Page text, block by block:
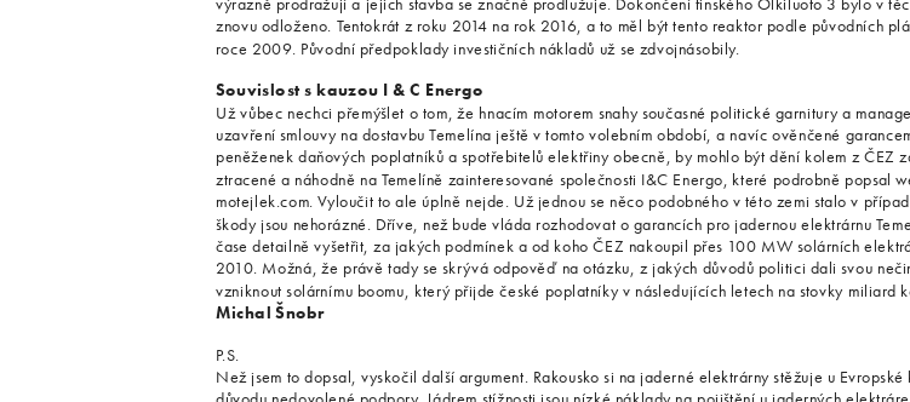
znovu odloženo. Tentokrát z roku 2014 na rok 2016, a to měl být tento reaktor podle původních
roce 2009. Původní předpoklady investičních nákladů už se zdvojnásobily.
Souvislost s kauzou I & C Energo
Už vůbec nechci přemýšlet o tom, že hnacím motorem snahy současné politické garnitury a
uzavření smlouvy na dostavbu Temelína ještě v tomto volebním období, a navíc ověnčené
peněženek daňových poplatníků a spotřebitelů elektřiny obecně, by mohlo být dění kolem z ČEZ
ztracené a náhodně na Temelíně zainteresované společnosti I&C Energo, které podrobně popsal
motejlek.com. Vyloučit to ale úplně nejde. Už jednou se něco podobného v této zemi stalo v
škody jsou nehorázné. Dříve, než bude vláda rozhodovat o garancích pro jadernou elektrárnu
čase detailně vyšetřit, za jakých podmínek a od koho ČEZ nakoupil přes 100 MW solárních
2010. Možná, že právě tady se skrývá odpověď na otázku, z jakých důvodů politici dali svou
vzniknout solárnímu boomu, který přijde české poplatníky v následujících letech na stovky miliard
Michal Šnobr
P.S.
Než jsem to dopsal, vyskočil další argument. Rakousko si na jaderné elektrárny stěžuje u Evropské